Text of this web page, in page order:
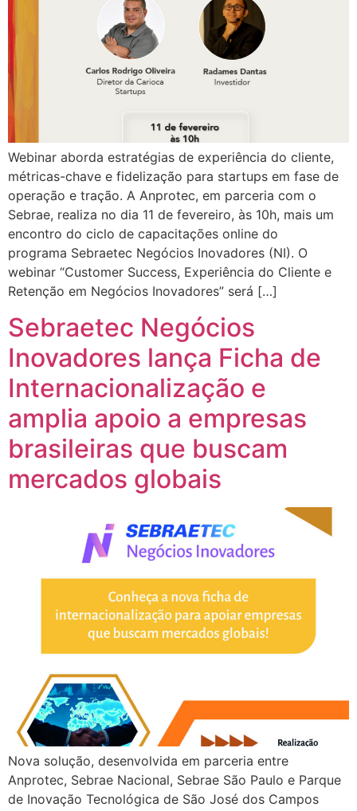
Webinar aborda estratégias de experiência do cliente,
métricas-chave e fidelização para startups em fase de
operação e tração. A Anprotec, em parceria com o
Sebrae, realiza no dia 11 de fevereiro, às 10h, mais um
encontro do ciclo de capacitações online do
programa Sebraetec Negócios Inovadores (NI). O
webinar “Customer Success, Experiência do Cliente e
Retenção em Negócios Inovadores” será […]
Sebraetec Negócios
Inovadores lança Ficha de
Internacionalização e
amplia apoio a empresas
brasileiras que buscam
mercados globais
Nova solução, desenvolvida em parceria entre
Anprotec, Sebrae Nacional, Sebrae São Paulo e Parque
de Inovação Tecnológica de São José dos Campos